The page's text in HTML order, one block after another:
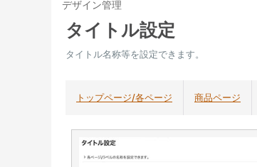
デザイン管理
タイトル設定
タイトル名称等を設定できます。
トップページ/各ページ 商品ページ